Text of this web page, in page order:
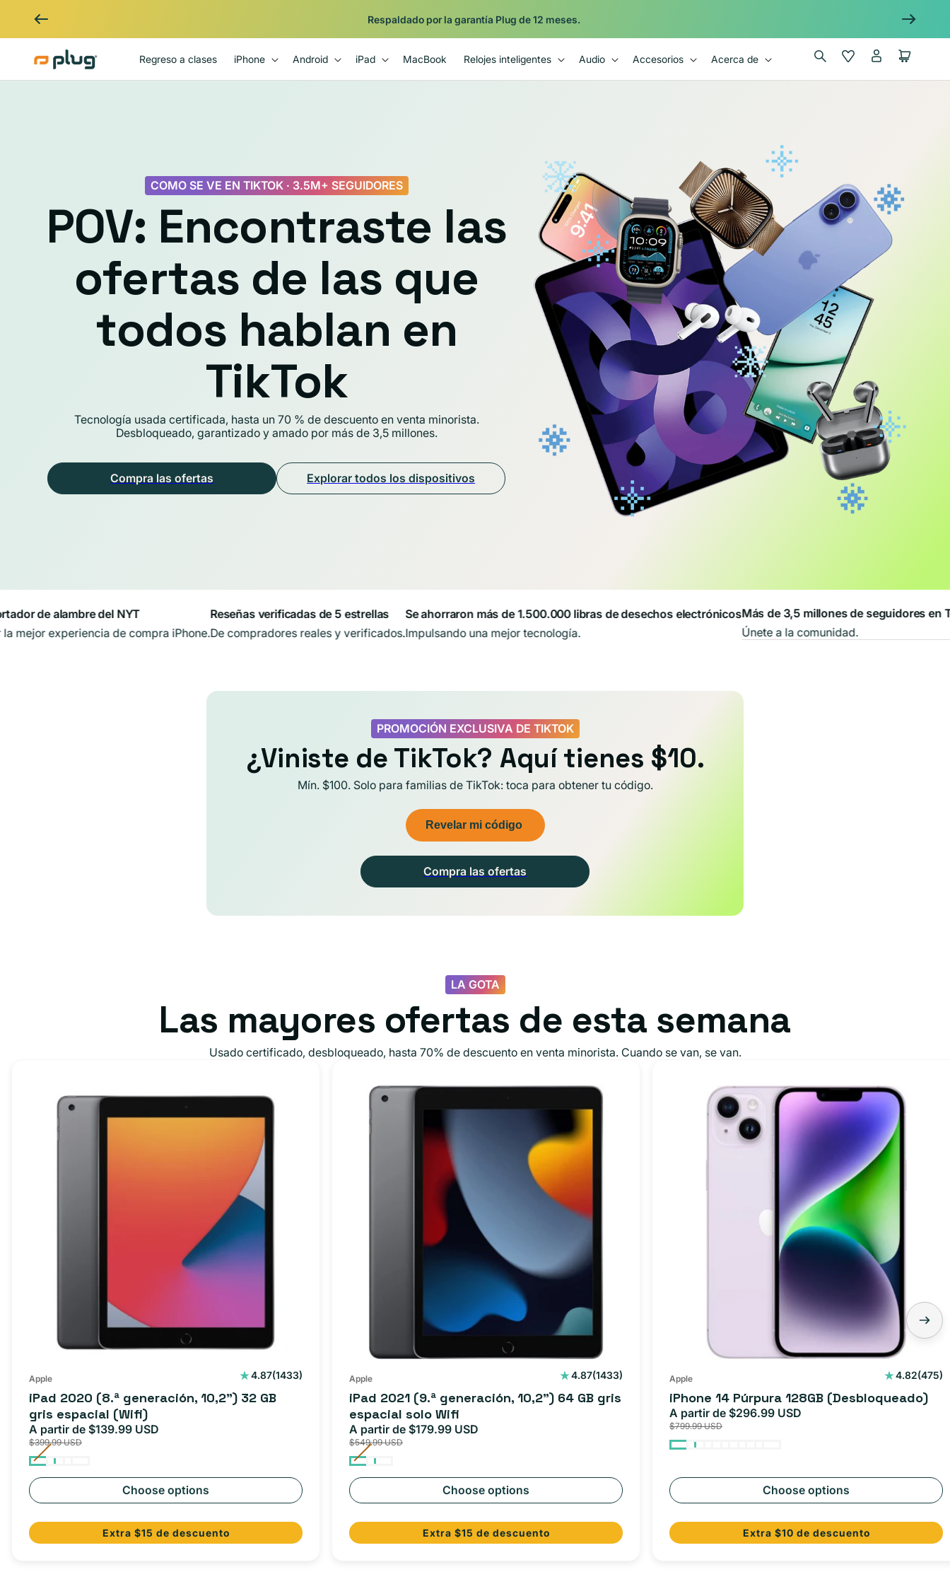
Pide con Entrega Nocturna para recibir antes del 24/12.
Regreso a clases iPhone Android iPad MacBook Relojes inteligentes Audio Accesorios Acerca de Wishlist
sesión
Carrito
COMO SE VE EN TIKTOK · 3.5M+ SEGUIDORES
POV: Encontraste las
ofertas de las que
todos hablan en
TikTok
Tecnología usada certificada, hasta un 70 % de descuento en venta minorista.
Desbloqueado, garantizado y amado por más de 3,5 millones.
Compra las ofertas Explorar todos los dispositivos
de alambre del NYT
experiencia de compra iPhone.
Reseñas verificadas de 5 estrellas
De compradores reales y verificados.
Se ahorraron más de 1.500.000 libras de desechos electrónicos
Impulsando una mejor tecnología.
Más de 3,5 millones de seguidores en
Únete a la comunidad.
PROMOCIÓN EXCLUSIVA DE TIKTOK
¿Viniste de TikTok? Aquí tienes $10.
Mín. $100. Solo para familias de TikTok: toca para obtener tu código.
Revelar mi código
Compra las ofertas
LA GOTA
Las mayores ofertas de esta semana
Usado certificado, desbloqueado, hasta 70% de descuento en venta minorista. Cuando se van, se van.
Apple 4.87(1433)
1433
totales
iPad 2020 (8.ª generación, 10,2") 32 GB
gris espacial (Wifi)
Precio
de
oferta
A partir de $139.99 USD
$399.99 USD
Choose options
Extra $15 de descuento
Apple 4.87(1433)
1433
totales
iPad 2021 (9.ª generación, 10,2") 64 GB gris
espacial solo Wifi
Precio
de
oferta
A partir de $179.99 USD
$549.99 USD
Choose options
Extra $15 de descuento
Apple 4.82(475)
475
totales
iPhone 14 Púrpura 128GB (Desbloqueado)
Precio
de
oferta
A partir de $296.99 USD
$799.99 USD
Choose options
Extra $10 de descuento